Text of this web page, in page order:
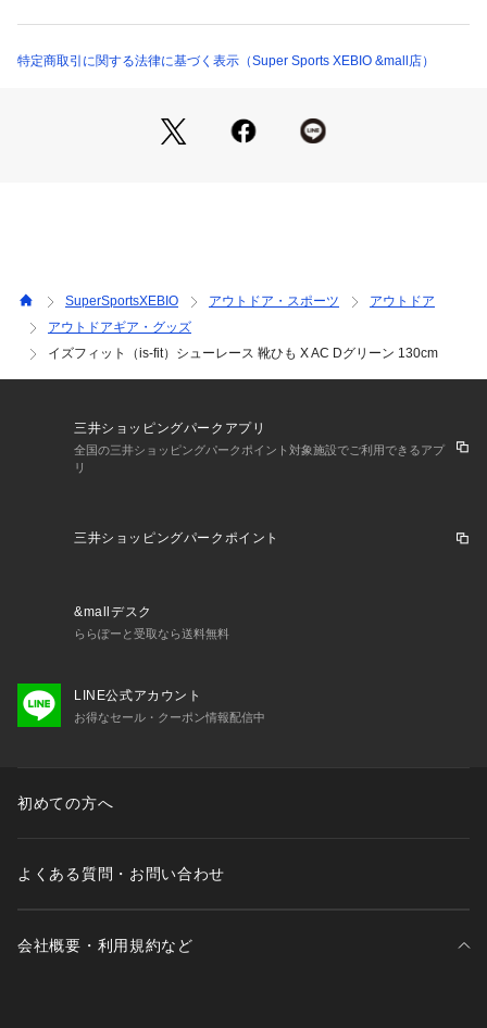
い。イズフィット is-fit スーパースポーツゼビオ ゼビオ Super
特定商取引に関する法律に基づく表示（Super Sports XEBIO &mall店）
SuperSportsXEBIO アウトドア・スポーツ
アウトドア
アウトドアギア・グッズ
イズフィット（is-fit）シューレース 靴ひも X AC Dグリーン 130cm
三井ショッピングパークアプリ
全国の三井ショッピングパークポイント対象施設でご利用できるアプ
リ
三井ショッピングパークポイント
&mallデスク
ららぽーと受取なら送料無料
LINE公式アカウント
お得なセール・クーポン情報配信中
初めての方へ
よくある質問・お問い合わせ
会社概要・利用規約など